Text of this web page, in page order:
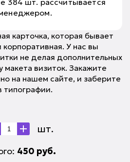
384 шт. рассчитывается
карточка, которая бывает
У нас вы
не делая дополнительных
макета визиток. Закажите
на нашем сайте, и заберите
типографии.
шт.
450 руб.